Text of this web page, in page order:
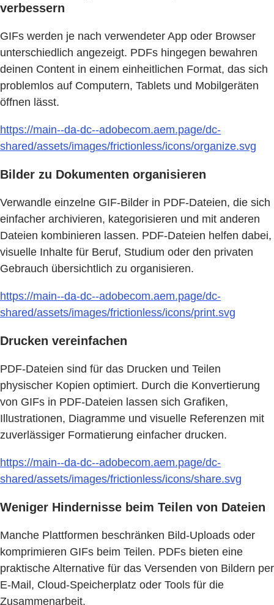
verbessern
GIFs werden je nach verwendeter App oder Browser
unterschiedlich angezeigt. PDFs hingegen bewahren
deinen Content in einem einheitlichen Format, das sich
problemlos auf Computern, Tablets und Mobilgeräten
öffnen lässt.
https://main--da-dc--adobecom.aem.page/dc-
shared/assets/images/frictionless/icons/organize.svg
Bilder zu Dokumenten organisieren
Verwandle einzelne GIF-Bilder in PDF-Dateien, die sich
einfacher archivieren, kategorisieren und mit anderen
Dateien kombinieren lassen. PDF-Dateien helfen dabei,
visuelle Inhalte für Beruf, Studium oder den privaten
Gebrauch übersichtlich zu organisieren.
https://main--da-dc--adobecom.aem.page/dc-
shared/assets/images/frictionless/icons/print.svg
Drucken vereinfachen
PDF-Dateien sind für das Drucken und Teilen
physischer Kopien optimiert. Durch die Konvertierung
von GIFs in PDF-Dateien lassen sich Grafiken,
Illustrationen, Diagramme und visuelle Referenzen mit
zuverlässiger Formatierung einfacher drucken.
https://main--da-dc--adobecom.aem.page/dc-
shared/assets/images/frictionless/icons/share.svg
Weniger Hindernisse beim Teilen von Dateien
Manche Plattformen beschränken Bild-Uploads oder
komprimieren GIFs beim Teilen. PDFs bieten eine
praktische Alternative für das Versenden von Bildern per
E-Mail, Cloud-Speicherplatz oder Tools für die
Zusammenarbeit.